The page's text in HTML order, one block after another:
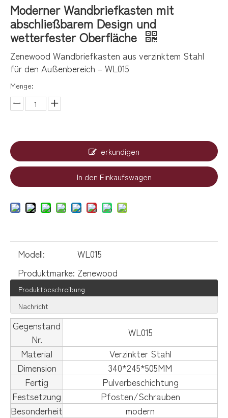
Moderner Wandbriefkasten mit
abschließbarem Design und
wetterfester Oberfläche
Zenewood Wandbriefkasten aus verzinktem Stahl
für den Außenbereich – WL015
Menge:
erkundigen
In den Einkaufswagen
Modell:
WL015
Produktmarke: Zenewood
Produktbeschreibung
Nachricht
Gegenstand
Nr.
WL015
Material
Verzinkter Stahl
Dimension
340*245*505MM
Fertig
Pulverbeschichtung
Festsetzung
Pfosten/Schrauben
Besonderheit
modern